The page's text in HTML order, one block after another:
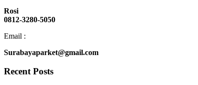
Rosi
0812-3280-5050
Email :
Surabayaparket@gmail.com
Recent Posts